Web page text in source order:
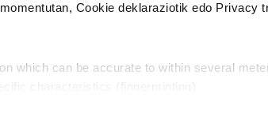
Cookie deklaraziotik edo Privacy
which can be accurate to within several